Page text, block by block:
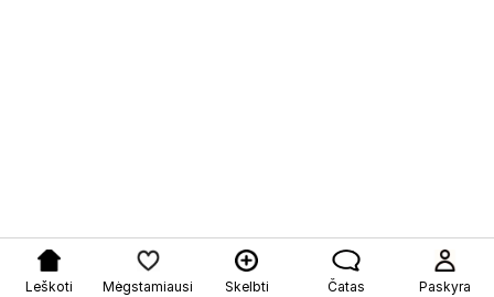
Leškoti Mėgstamiausi Skelbti Čatas Paskyra